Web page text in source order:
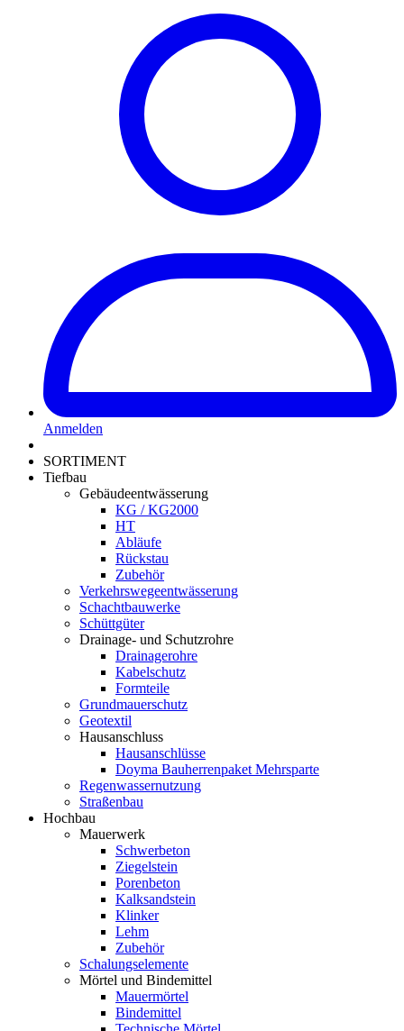
Anmelden
SORTIMENT
Tiefbau
Gebäudeentwässerung
KG / KG2000
HT
Abläufe
Rückstau
Zubehör
Verkehrswegeentwässerung
Schachtbauwerke
Schüttgüter
Drainage- und Schutzrohre
Drainagerohre
Kabelschutz
Formteile
Grundmauerschutz
Geotextil
Hausanschluss
Hausanschlüsse
Doyma Bauherrenpaket Mehrsparte
Regenwassernutzung
Straßenbau
Hochbau
Mauerwerk
Schwerbeton
Ziegelstein
Porenbeton
Kalksandstein
Klinker
Lehm
Zubehör
Schalungselemente
Mörtel und Bindemittel
Mauermörtel
Bindemittel